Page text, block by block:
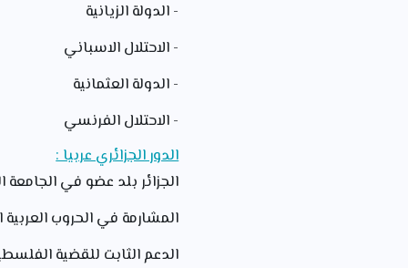
- الدولة الزيانية
- الاحتلال الاسباني
- الدولة العثمانية
- الاحتلال الفرنسي
الدور الجزائري عربيا :
الجزائر بلد عضو في الجامعة
المشارمة في الحروب العربية
الدعم الثابت للقضية